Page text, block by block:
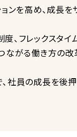
ンを高め、成長を
、フレックスタ
ながる働き方の
員の成長を後押